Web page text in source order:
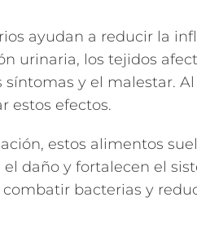
ayudan a reducir la
urinaria, los tejidos
síntomas y el malestar.
estos efectos.
estos alimentos
daño y fortalecen el
bacterias y